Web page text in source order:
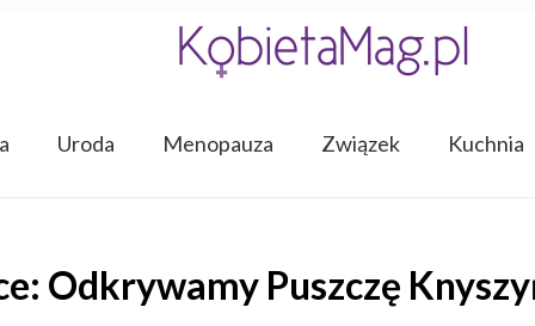
Uroda Menopauza Związek Kuchnia
Odkrywamy Puszczę